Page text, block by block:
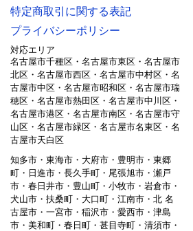
特定商取引に関する表記
プライバシーポリシー
対応エリア
名古屋市千種区・名古屋市東区・名古屋市
北区・名古屋市西区・名古屋市中村区・名
古屋市中区・名古屋市昭和区・名古屋市瑞
穂区・名古屋市熱田区・名古屋市中川区・
名古屋市港区・名古屋市南区・名古屋市守
山区・名古屋市緑区・名古屋市名東区・名
古屋市天白区
知多市・東海市・大府市・豊明市・東郷
町・日進市・長久手町・尾張旭市・瀬戸
市・春日井市・豊山町・小牧市・岩倉市・
犬山市・扶桑町・大口町・江南市・北 名
古屋市・一宮市・稲沢市・愛西市・津島
市・美和町・春日町・甚目寺町・清須市・